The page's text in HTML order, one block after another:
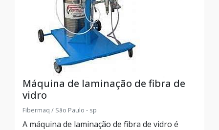
Máquina de laminação de fibra de
vidro
Fibermaq / São Paulo - sp
A máquina de laminação de fibra de vidro é